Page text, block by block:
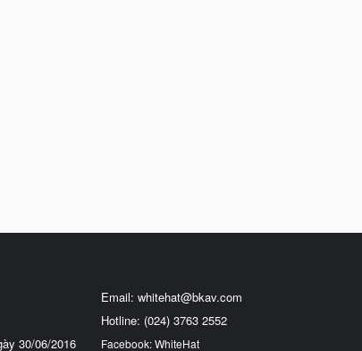
30/06/2016
Email: whitehat@bkav.com
Hotline: (024) 3763 2552
Facebook: WhiteHat